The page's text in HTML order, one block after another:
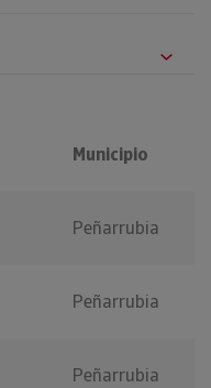
Municipio
Peñarrubia
Peñarrubia
Peñarrubia